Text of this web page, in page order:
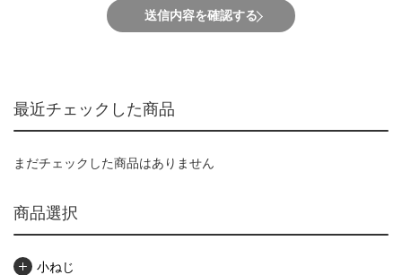
送信内容を確認する
最近チェックした商品
まだチェックした商品はありません
商品選択
小ねじ